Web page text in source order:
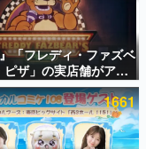
』「フレディ・ファズベ
ピザ」の実店舗がアメ
業施設「American
に2027年オープン！
との共同開発、食
なくステージショーや
1661